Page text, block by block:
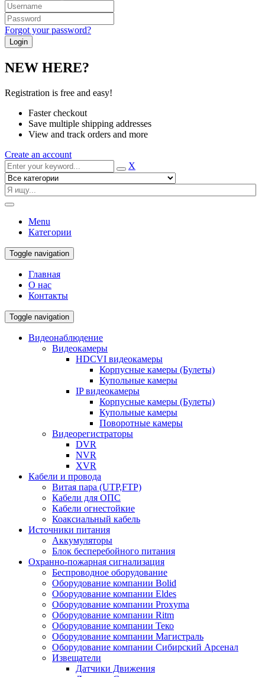
Forgot your password?
NEW HERE?
Registration is free and easy!
Faster checkout
Save multiple shipping addresses
View and track orders and more
Create an account
X
Menu
Категории
Toggle navigation
Главная
О нас
Контакты
Toggle navigation
Видеонаблюдение
Видеокамеры
HDCVI видеокамеры
Корпусные камеры (Булеты)
Купольные камеры
IP видеокамеры
Корпусные камеры (Булеты)
Купольные камеры
Поворотные камеры
Видеорегистраторы
DVR
NVR
XVR
Кабели и провода
Витая пара (UTP,FTP)
Кабели для ОПС
Кабели огнестойкие
Коаксиальный кабель
Источники питания
Аккумуляторы
Блок бесперебойного питания
Охранно-пожарная сигнализация
Беспроводное оборудование
Оборудование компании Bolid
Оборудование компании Eldes
Оборудование компании Proxyma
Оборудование компании Ritm
Оборудование компании Теко
Оборудование компании Магистраль
Оборудование компании Сибирский Арсенал
Извещатели
Датчики Движения